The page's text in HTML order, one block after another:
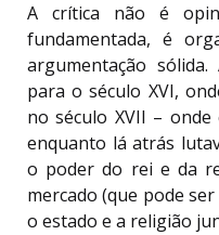
A crítica não é
fundamentada, é
argumentação
para o século XVI,
no século XVII –
enquanto lá atrás
o poder do rei e da
mercado (que pode
o estado e a religião